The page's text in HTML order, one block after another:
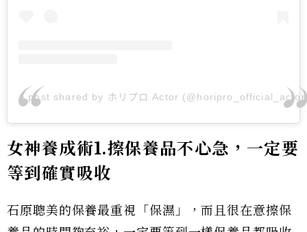
A post shared by ホリプロ Actor
女神養成術1.擦保養品不心急，一定要
等到確實吸收
石原聰美的保養最重視「保濕」，而且很在意擦保